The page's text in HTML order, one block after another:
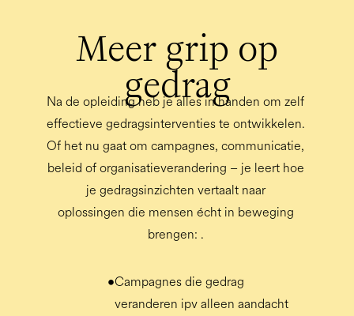
Meer grip op
gedrag
Na de opleiding heb je alles in handen om zelf
effectieve gedragsinterventies te ontwikkelen.
Of het nu gaat om campagnes, communicatie,
beleid of organisatieverandering – je leert hoe
je gedragsinzichten vertaalt naar
oplossingen die mensen écht in beweging
brengen: .
•Campagnes die gedrag
veranderen ipv alleen aandacht